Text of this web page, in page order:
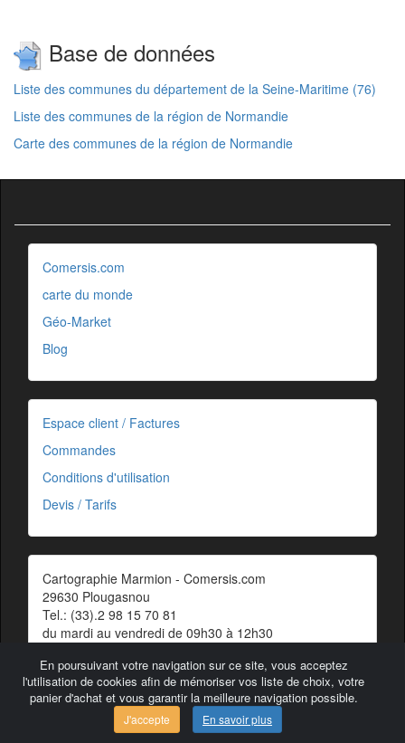
Base de données
Liste des communes du département de la Seine-Maritime (76)
Liste des communes de la région de Normandie
Carte des communes de la région de Normandie
En poursuivant votre navigation sur ce site, vous acceptez
l'utilisation de cookies afin de mémoriser vos liste de choix, votre
panier d'achat et vous garantir la meilleure navigation possible.
J'accepte En savoir plus
Comersis.com
carte du monde
Géo-Market
Blog
Espace client / Factures
Commandes
Conditions d'utilisation
Devis / Tarifs
Cartographie Marmion - Comersis.com
29630 Plougasnou
Tel.: (33).2 98 15 70 81
du mardi au vendredi de 09h30 à 12h30
Contact